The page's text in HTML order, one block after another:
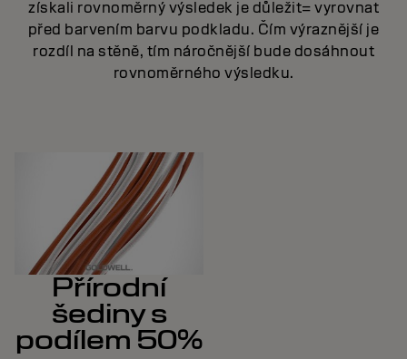
získali rovnoměrný výsledek je důležit= vyrovnat
před barvením barvu podkladu. Čím výraznější je
rozdíl na stěně, tím náročnější bude dosáhnout
rovnoměrného výsledku.
Přírodní
šediny s
podílem 50%